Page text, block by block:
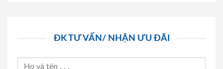
ĐK TƯ VẤN/ NHẬN ƯU ĐÃI